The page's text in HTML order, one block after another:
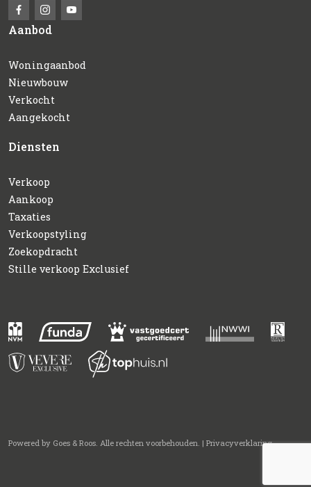
Aanbod
Woningaanbod
Nieuwbouw
Verkocht
Aangekocht
Diensten
Verkoop
Aankoop
Taxaties
Verkoopstyling
Zoekopdracht
Stille verkoop Exclusief
Powered by Goes & Roos. Alle rechten voorbehouden. | Privacyverklaring